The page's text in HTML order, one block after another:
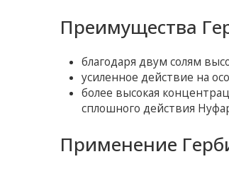
Преимущества
благодаря двум солям
усиленное действие на
более высокая
сплошного действия
Применение